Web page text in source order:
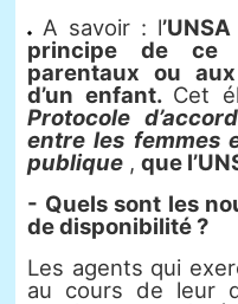
A savoir : l
principe de ce
parentaux ou
d’un enfant. Cet
Protocole
entre les femmes
publique , que
- Quels sont les
de dis­po­ni­bi­lité ?
Les agents qui
au cours de leur